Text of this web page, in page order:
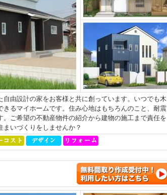
由設計の家をお客様と共に創っています。いつでも木
るマイホームです。住み心地はもちろんのこと、耐震
ご希望の不動産物件の紹介から建物の施工まで責任を
いづくりをしませんか？